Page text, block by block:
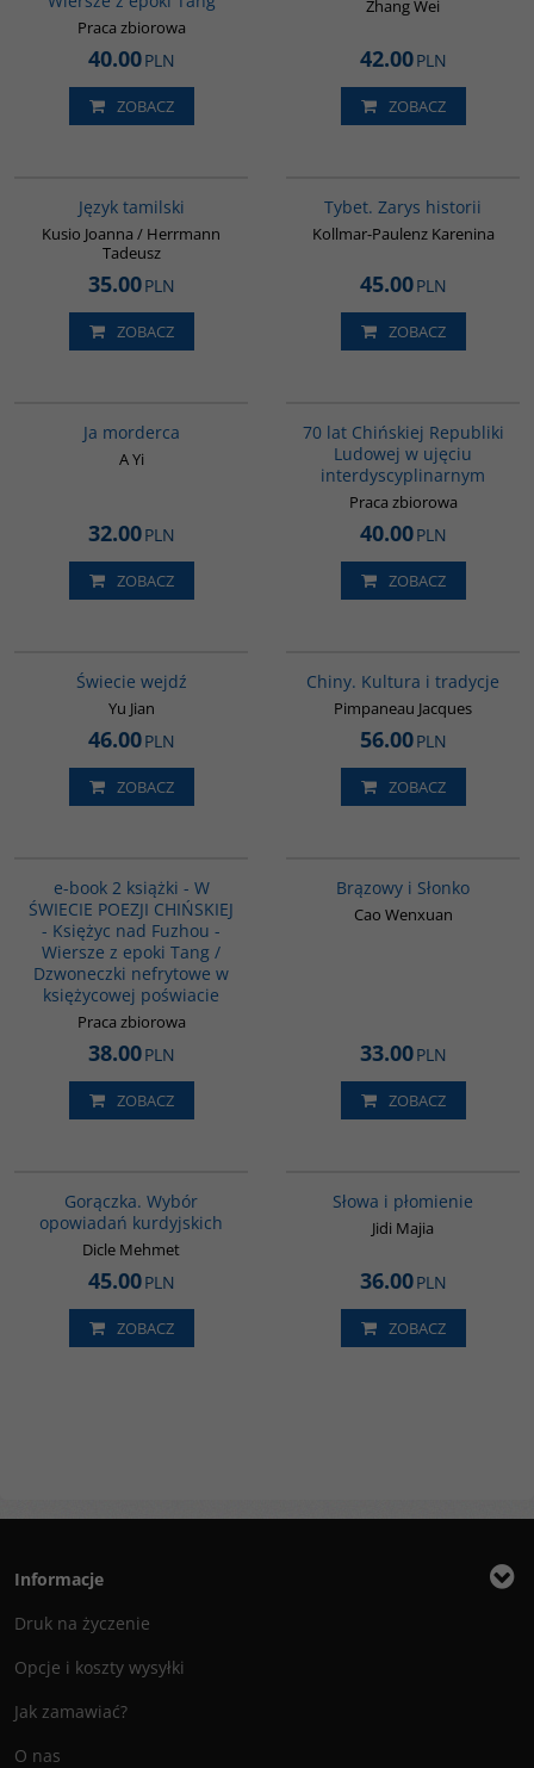
Praca zbiorowa
40.00PLN
ZOBACZ
Zhang Wei
42.00PLN
ZOBACZ
Język tamilski
Kusio Joanna / Herrmann
Tadeusz
35.00PLN
ZOBACZ
Tybet. Zarys historii
Kollmar-Paulenz Karenina
45.00PLN
ZOBACZ
Ja morderca
A Yi
32.00PLN
ZOBACZ
70 lat Chińskiej Republiki
Ludowej w ujęciu
interdyscyplinarnym
Praca zbiorowa
40.00PLN
ZOBACZ
Świecie wejdź
Yu Jian
46.00PLN
ZOBACZ
Chiny. Kultura i tradycje
Pimpaneau Jacques
56.00PLN
ZOBACZ
e-book 2 książki - W
ŚWIECIE POEZJI CHIŃSKIEJ
- Księżyc nad Fuzhou -
Wiersze z epoki Tang /
Dzwoneczki nefrytowe w
księżycowej poświacie
Praca zbiorowa
38.00PLN
ZOBACZ
Brązowy i Słonko
Cao Wenxuan
33.00PLN
ZOBACZ
Gorączka. Wybór
opowiadań kurdyjskich
Dicle Mehmet
45.00PLN
ZOBACZ
Słowa i płomienie
Jidi Majia
36.00PLN
ZOBACZ
Informacje
Druk na życzenie
Opcje i koszty wysyłki
Jak zamawiać?
O nas